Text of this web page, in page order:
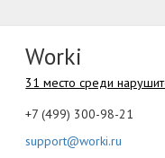
Worki
31 место среди
+7 (499) 300-98-21
support@worki.ru